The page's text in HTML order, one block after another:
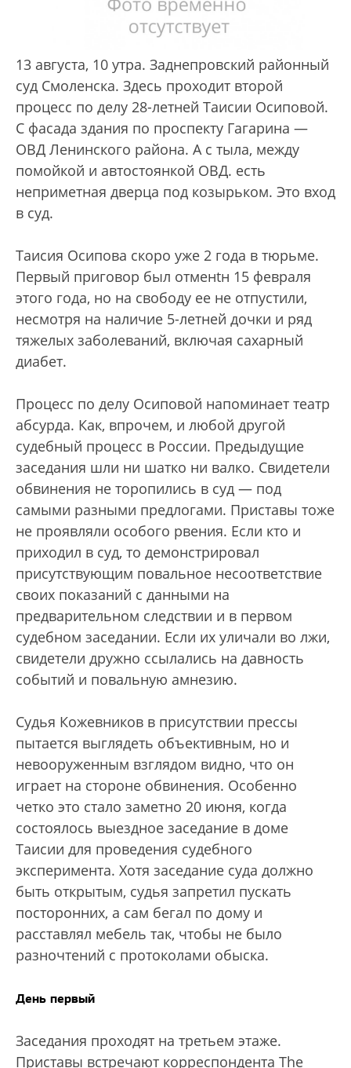
13 августа, 10 утра. Заднепровский районный
суд Смоленска. Здесь проходит второй
процесс по делу 28-летней Таисии Осиповой.
С фасада здания по проспекту Гагарина —
ОВД Ленинского района. А с тыла, между
помойкой и автостоянкой ОВД. есть
неприметная дверца под козырьком. Это вход
в суд.
Таисия Осипова скоро уже 2 года в тюрьме.
Первый приговор был отменtн 15 февраля
этого года, но на свободу ее не отпустили,
несмотря на наличие 5-летней дочки и ряд
тяжелых заболеваний, включая сахарный
диабет.
Процесс по делу Осиповой напоминает театр
абсурда. Как, впрочем, и любой другой
судебный процесс в России. Предыдущие
заседания шли ни шатко ни валко. Свидетели
обвинения не торопились в суд — под
самыми разными предлогами. Приставы тоже
не проявляли особого рвения. Если кто и
приходил в суд, то демонстрировал
присутствующим повальное несоответствие
своих показаний с данными на
предварительном следствии и в первом
судебном заседании. Если их уличали во лжи,
свидетели дружно ссылались на давность
событий и повальную амнезию.
Судья Кожевников в присутствии прессы
пытается выглядеть объективным, но и
невооруженным взглядом видно, что он
играет на стороне обвинения. Особенно
четко это стало заметно 20 июня, когда
состоялось выездное заседание в доме
Таисии для проведения судебного
эксперимента. Хотя заседание суда должно
быть открытым, судья запретил пускать
посторонних, а сам бегал по дому и
расставлял мебель так, чтобы не было
разночтений с протоколами обыска.
День первый
Заседания проходят на третьем этаже.
Приставы встречают корреспондента The